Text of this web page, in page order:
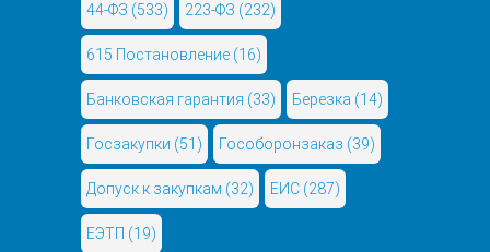
44-ФЗ (533) 223-ФЗ (232)
615 Постановление (16)
Банковская гарантия (33) Березка (14)
Госзакупки (51) Гособоронзаказ (39)
Допуск к закупкам (32) ЕИС (287)
ЕЭТП (19)